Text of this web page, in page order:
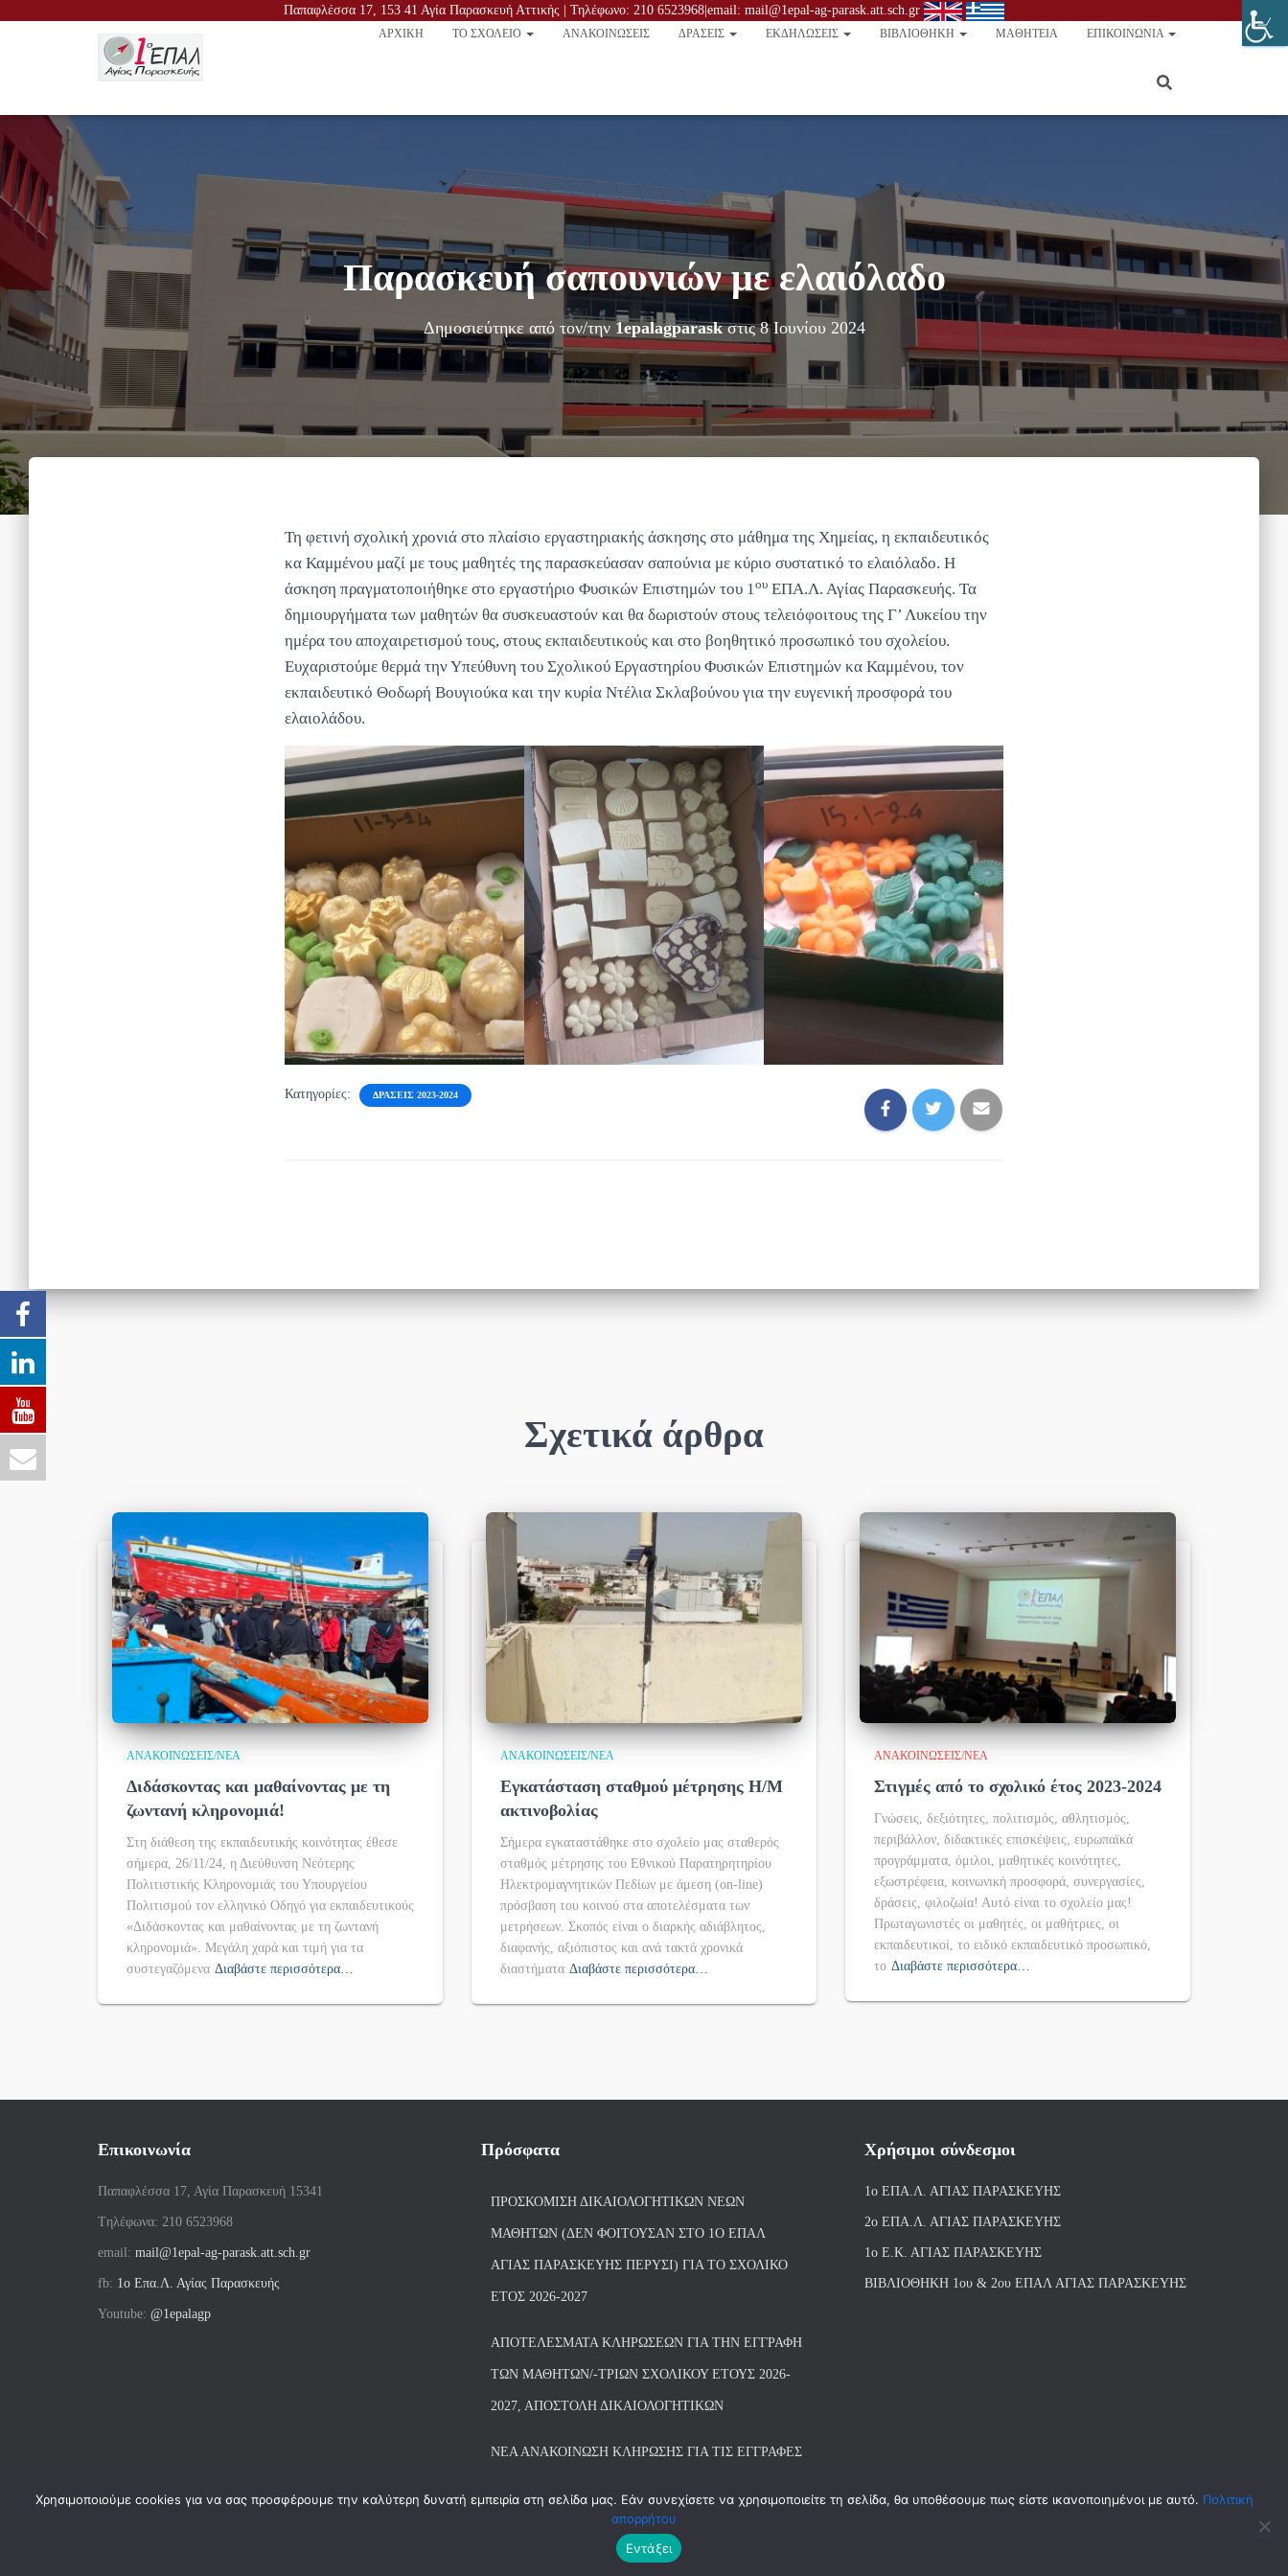
Παπαφλέσσα 17, 153 41 Αγία Παρασκευή Αττικής | Τηλέφωνο: 210 6523968|email: mail@1epal-ag-parask.att.sch.gr
ΑΡΧΙΚΉ TO ΣΧΟΛΕΙΟ ΑΝΑΚΟΙΝΏΣΕΙΣ ΔΡΑΣΕΙΣ ΕΚΔΗΛΩΣΕΙΣ ΒΙΒΛΙΟΘΉΚΗ ΜΑΘΗΤΕΊΑ ΕΠΙΚΟΙΝΩΝΊΑ
Παρασκευή σαπουνιών με ελαιόλαδο
Δημοσιεύτηκε από τον/την 1epalagparaskστις8 Ιουνίου 2024
Τη φετινή σχολική χρονιά στο πλαίσιο εργαστηριακής άσκησης στο μάθημα της Χημείας, η εκπαιδευτικός
κα Καμμένου μαζί με τους μαθητές της παρασκεύασαν σαπούνια με κύριο συστατικό το ελαιόλαδο. Η
άσκηση πραγματοποιήθηκε στο εργαστήριο Φυσικών Επιστημών του 1ου ΕΠΑ.Λ. Αγίας Παρασκευής. Τα
δημιουργήματα των μαθητών θα συσκευαστούν και θα δωριστούν στους τελειόφοιτους της Γ’ Λυκείου την
ημέρα του αποχαιρετισμού τους, στους εκπαιδευτικούς και στο βοηθητικό προσωπικό του σχολείου.
Ευχαριστούμε θερμά την Υπεύθυνη του Σχολικού Εργαστηρίου Φυσικών Επιστημών κα Καμμένου, τον
εκπαιδευτικό Θοδωρή Βουγιούκα και την κυρία Ντέλια Σκλαβούνου για την ευγενική προσφορά του
ελαιολάδου.
Κατηγορίες: ΔΡΆΣΕΙΣ 2023-2024
Σχετικά άρθρα
ΑΝΑΚΟΙΝΏΣΕΙΣ/ΝΈΑ
Διδάσκοντας και μαθαίνοντας με τη
ζωντανή κληρονομιά!
Στη διάθεση της εκπαιδευτικής κοινότητας έθεσε
σήμερα, 26/11/24, η Διεύθυνση Νεότερης
Πολιτιστικής Κληρονομιάς του Υπουργείου
Πολιτισμού τον ελληνικό Οδηγό για εκπαιδευτικούς
«Διδάσκοντας και μαθαίνοντας με τη ζωντανή
κληρονομιά». Μεγάλη χαρά και τιμή για τα
συστεγαζόμενα Διαβάστε περισσότερα…
ΑΝΑΚΟΙΝΏΣΕΙΣ/ΝΈΑ
Εγκατάσταση σταθμού μέτρησης Η/Μ
ακτινοβολίας
Σήμερα εγκαταστάθηκε στο σχολείο μας σταθερός
σταθμός μέτρησης του Εθνικού Παρατηρητηρίου
Ηλεκτρομαγνητικών Πεδίων με άμεση (on-line)
πρόσβαση του κοινού στα αποτελέσματα των
μετρήσεων. Σκοπός είναι ο διαρκής αδιάβλητος,
διαφανής, αξιόπιστος και ανά τακτά χρονικά
διαστήματα Διαβάστε περισσότερα…
ΑΝΑΚΟΙΝΏΣΕΙΣ/ΝΈΑ
Στιγμές από το σχολικό έτος 2023-2024
Γνώσεις, δεξιότητες, πολιτισμός, αθλητισμός,
περιβάλλον, διδακτικές επισκέψεις, ευρωπαϊκά
προγράμματα, όμιλοι, μαθητικές κοινότητες,
εξωστρέφεια, κοινωνική προσφορά, συνεργασίες,
δράσεις, φιλοζωία! Αυτό είναι το σχολείο μας!
Πρωταγωνιστές οι μαθητές, οι μαθήτριες, οι
εκπαιδευτικοί, το ειδικό εκπαιδευτικό προσωπικό,
το Διαβάστε περισσότερα…
Επικοινωνία
Παπαφλέσσα 17, Αγία Παρασκευή 15341
Tηλέφωνα: 210 6523968
email: mail@1epal-ag-parask.att.sch.gr
fb: 1ο Επα.Λ. Αγίας Παρασκευής
Youtube: @1epalagp
Πρόσφατα
ΠΡΟΣΚΌΜΙΣΗ ΔΙΚΑΙΟΛΟΓΗΤΙΚΏΝ ΝΈΩΝ
ΜΑΘΗΤΏΝ (ΔΕΝ ΦΟΙΤΟΎΣΑΝ ΣΤΟ 1Ο ΕΠΑΛ
ΑΓΙΑΣ ΠΑΡΑΣΚΕΥΗΣ ΠΈΡΥΣΙ) ΓΙΑ ΤΟ ΣΧΟΛΙΚΌ
ΈΤΟΣ 2026-2027
ΑΠΟΤΕΛΈΣΜΑΤΑ ΚΛΗΡΏΣΕΩΝ ΓΙΑ ΤΗΝ ΕΓΓΡΑΦΉ
ΤΩΝ ΜΑΘΗΤΏΝ/-ΤΡΙΏΝ ΣΧΟΛΙΚΟΎ ΈΤΟΥΣ 2026-
2027, ΑΠΟΣΤΟΛΉ ΔΙΚΑΙΟΛΟΓΗΤΙΚΏΝ
ΝΕΑ ΑΝΑΚΟΙΝΩΣΗ ΚΛΗΡΩΣΗΣ ΓΙΑ ΤΙΣ ΕΓΓΡΑΦΕΣ
Χρήσιμοι σύνδεσμοι
1ο ΕΠΑ.Λ. ΑΓΙΑΣ ΠΑΡΑΣΚΕΥΗΣ
2ο ΕΠΑ.Λ. ΑΓΙΑΣ ΠΑΡΑΣΚΕΥΗΣ
1ο Ε.Κ. ΑΓΙΑΣ ΠΑΡΑΣΚΕΥΗΣ
ΒΙΒΛΙΟΘΗΚΗ 1ου & 2ου ΕΠΑΛ ΑΓΙΑΣ ΠΑΡΑΣΚΕΥΗΣ
Χρησιμοποιούμε cookies για να σας προσφέρουμε την καλύτερη δυνατή εμπειρία στη σελίδα μας. Εάν συνεχίσετε να χρησιμοποιείτε τη σελίδα, θα υποθέσουμε πως είστε ικανοποιημένοι με αυτό. Πολιτική
απορρήτου
Εντάξει